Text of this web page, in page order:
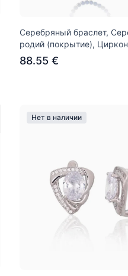
Серебряный браслет,
родий (покрытие),
88.55 €
Нет в наличии